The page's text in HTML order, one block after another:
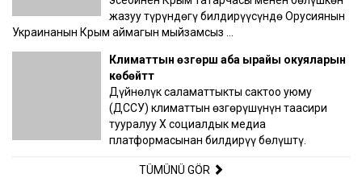
жазуу түрүндөгү билдирүүсүндө Орусиянын
Украинанын Крым аймагын мыйзамсыз …
Климаттын өзгөрүшү аба ырайы окуяларын
көбөйттү
Дүйнөлүк саламаттыкты сактоо уюму
(ДССУ) климаттын өзгөрүшүнүн таасири
тууралуу X социалдык медиа
платформасынан билдирүү бөлүштү.
TÜMÜNÜ GÖR